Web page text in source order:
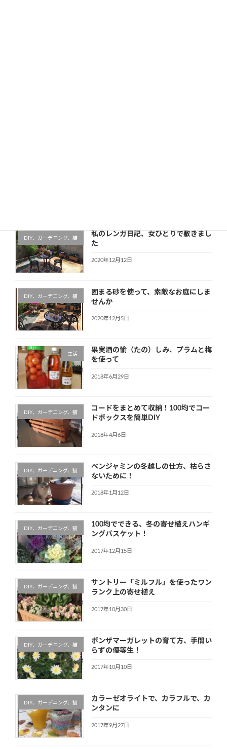
DIY、ガーデニング、猫
私のレンガ日記、女ひとりで敷きまし
た
2020年12月12日
DIY、ガーデニング、猫
固まる砂を使って、素敵なお庭にしま
せんか
2020年12月5日
生活
果実酒の愉（たの）しみ、プラムと梅
を使って
2018年6月29日
DIY、ガーデニング、猫
コードをまとめて収納！100均でコー
ドボックスを簡単DIY
2018年4月6日
DIY、ガーデニング、猫
ベンジャミンの冬越しの仕方、枯らさ
ないために！
2018年1月12日
DIY、ガーデニング、猫
100均でできる、冬の寄せ植えハンギ
ングバスケット！
2017年12月15日
DIY、ガーデニング、猫
サントリー「ミルフル」を使ったワン
ランク上の寄せ植え
2017年10月30日
DIY、ガーデニング、猫
ボンザマーガレットの育て方、手間い
らずの優等生！
2017年10月10日
DIY、ガーデニング、猫
カラーゼオライトで、カラフルで、カ
ンタンに
2017年9月27日